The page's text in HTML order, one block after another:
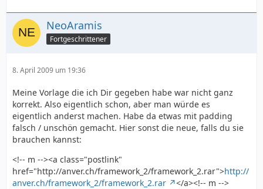
NeoAramis
Fortgeschrittener
8. April 2009 um 19:36
Meine Vorlage die ich Dir gegeben habe war nicht ganz
korrekt. Also eigentlich schon, aber man würde es
eigentlich anderst machen. Habe da etwas mit padding
falsch / unschön gemacht. Hier sonst die neue, falls du sie
brauchen kannst:
<!-- m --><a class="postlink"
href="http://anver.ch/framework_2/framework_2.rar">http://
anver.ch/framework_2/framework_2.rar
</a><!-- m -->